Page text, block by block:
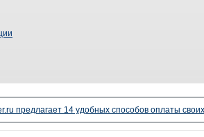
предлагает 14 удобных способов оплаты своих